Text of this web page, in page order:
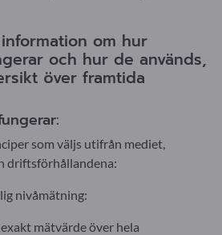
om hur
och hur de används,
över framtida
som väljs utifrån mediet,
driftsförhållandena:
nivåmätning:
mätvärde över hela